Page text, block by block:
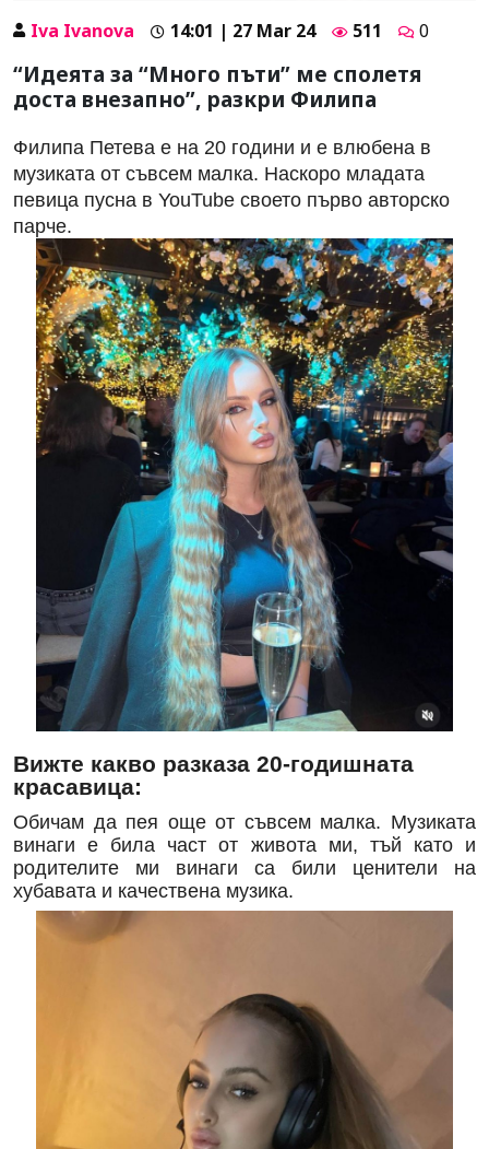
Iva Ivanova 14:01 | 27 Mar 24 511 0
“Идеята за “Много пъти” ме сполетя
доста внезапно”, разкри Филипа
Филипа Петева е на 20 години и е влюбена в
музиката от съвсем малка. Наскоро младата
певица пусна в YouTube своето първо авторско
парче.
Вижте какво разказа 20-годишната
красавица:
Обичам да пея още от съвсем малка. Музиката
винаги е била част от живота ми, тъй като и
родителите ми винаги са били ценители на
хубавата и качествена музика.